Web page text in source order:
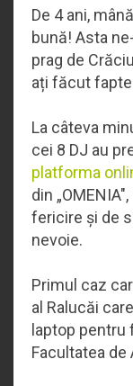
De 4 ani,
bună! Asta
prag de
ați făcut
La câteva
cei 8 DJ au
platforma
din „
fericire și de
nevoie.
Primul caz
al Ralucăi
laptop pentru
Facultatea de